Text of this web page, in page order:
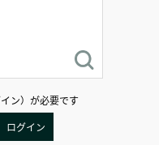
ン）が必要です
ログイン